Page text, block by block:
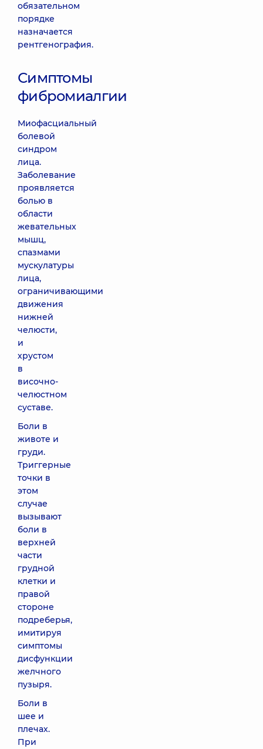
обязательном
порядке
назначается
рентгенография.
Симптомы
фибромиалгии
Миофасциальный
болевой
синдром
лица.
Заболевание
проявляется
болью в
области
жевательных
мышц,
спазмами
мускулатуры
лица,
ограничивающими
движения
нижней
челюсти,
и
хрустом
в
височно-
челюстном
суставе.
Боли в
животе и
груди.
Триггерные
точки в
этом
случае
вызывают
боли в
верхней
части
грудной
клетки и
правой
стороне
подреберья,
имитируя
симптомы
дисфункции
желчного
пузыря.
Боли в
шее и
плечах.
При